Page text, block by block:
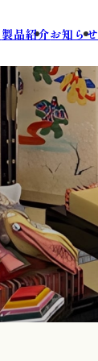
製品紹介お知らせ